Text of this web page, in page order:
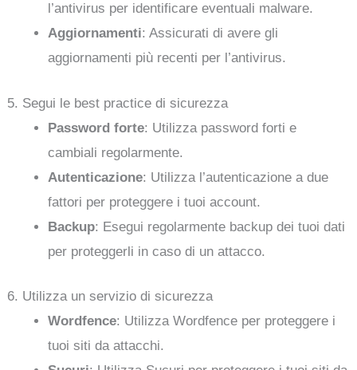
l’antivirus per identificare eventuali malware.
Aggiornamenti: Assicurati di avere gli
aggiornamenti più recenti per l’antivirus.
5. Segui le best practice di sicurezza
Password forte: Utilizza password forti e
cambiali regolarmente.
Autenticazione: Utilizza l’autenticazione a due
fattori per proteggere i tuoi account.
Backup: Esegui regolarmente backup dei tuoi dati
per proteggerli in caso di un attacco.
6. Utilizza un servizio di sicurezza
Wordfence: Utilizza Wordfence per proteggere i
tuoi siti da attacchi.